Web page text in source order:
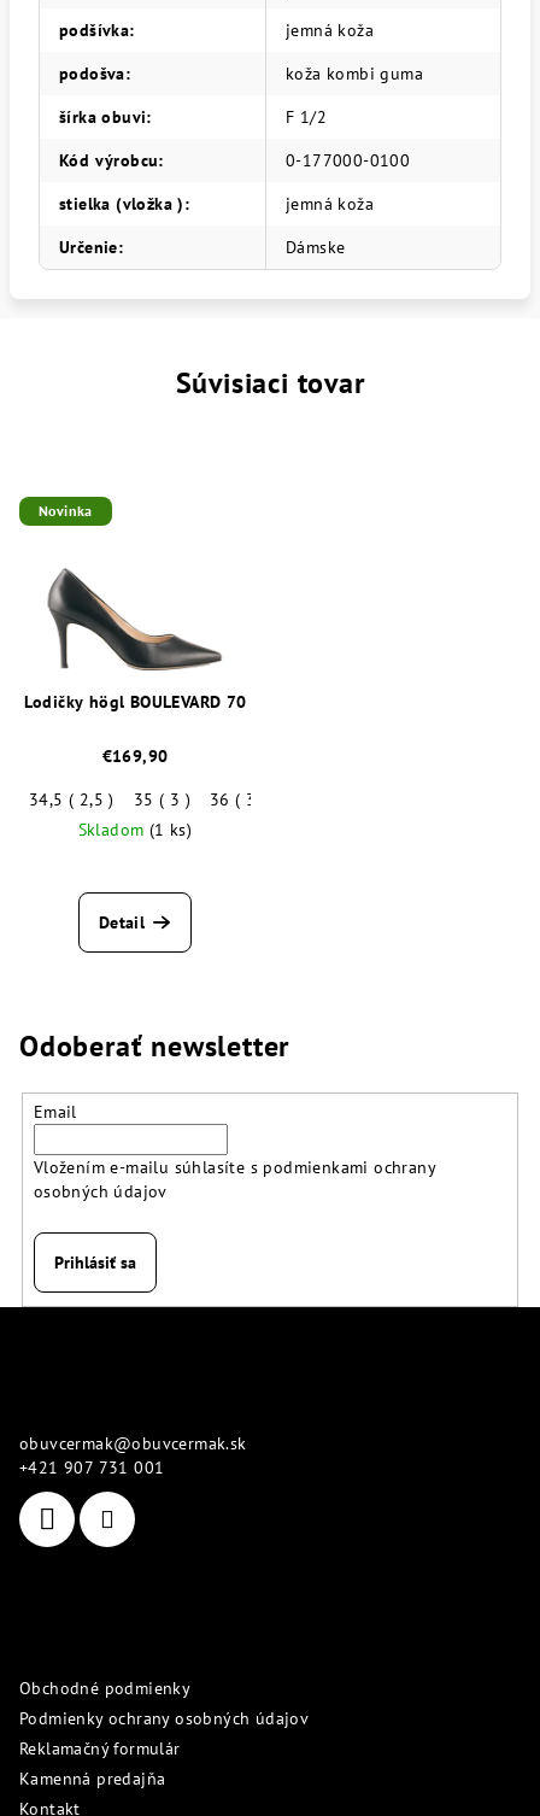
podšívka:
jemná koža
podošva:
koža kombi guma
šírka obuvi:
F 1/2
Kód výrobcu:
0-177000-0100
stielka (vložka ):
jemná koža
Určenie: Dámske
Súvisiaci tovar
Novinka
Lodičky högl BOULEVARD 70
€169,90
34,5 ( 2,5 )
35 ( 3 ) 36 ( 3,5 )
Skladom (1 ks)
Detail
Odoberať newsletter
Email
Vložením e-mailu súhlasíte s podmienkami ochrany
osobných údajov
Prihlásiť sa
obuvcermak@obuvcermak.sk
+421 907 731 001
Obchodné podmienky
Podmienky ochrany osobných údajov
Reklamačný formulár
Kamenná predajňa
Kontakt